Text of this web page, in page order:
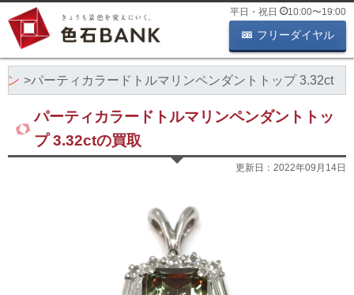
平日・祝日 10:00〜19:00
フリーダイヤル
ン パーティカラードトルマリンペンダントトップ 3.32ct
パーティカラードトルマリンペンダントトッ
プ 3.32ctの買取
更新日： 2022年09月14日